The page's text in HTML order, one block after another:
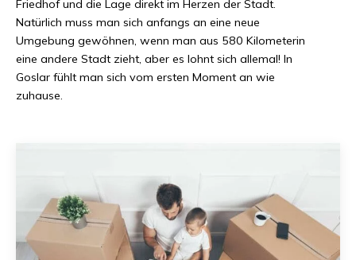
Friedhof und die Lage direkt im Herzen der Stadt.
Natürlich muss man sich anfangs an eine neue
Umgebung gewöhnen, wenn man aus 580 Kilometerin
eine andere Stadt zieht, aber es lohnt sich allemal! In
Goslar fühlt man sich vom ersten Moment an wie
zuhause.